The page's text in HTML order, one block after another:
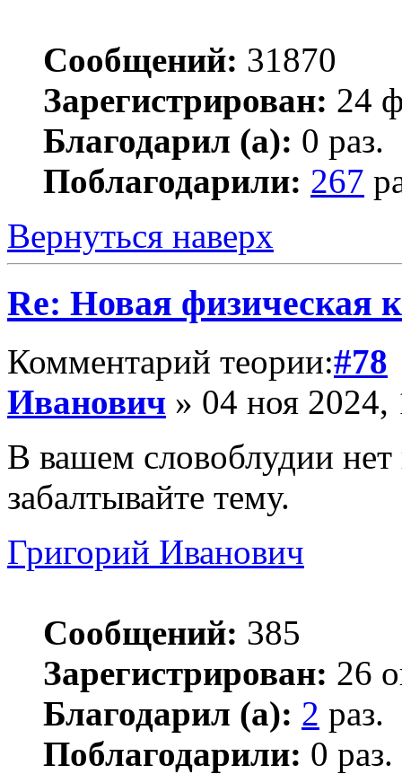
Сообщений: 31870
Зарегистрирован: 24
Благодарил (а): 0 раз.
Поблагодарили: 267
Вернуться наверх
Re: Новая физическая
Комментарий теории:#78
Иванович » 04 ноя 2024,
В вашем словоблудии
забалтывайте тему.
Григорий Иванович
Сообщений: 385
Зарегистрирован: 26
Благодарил (а): 2 раз.
Поблагодарили: 0 раз.